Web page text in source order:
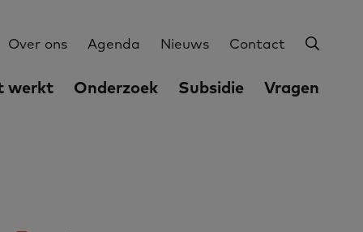
Utilities
Over ons Agenda Nieuws Contact
werkt Onderzoek Subsidie Vragen